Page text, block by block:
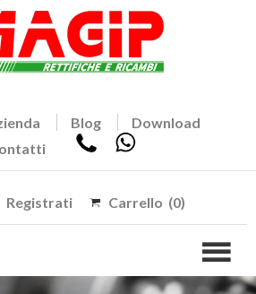
Blog
Download
Registrati Carrello (0)